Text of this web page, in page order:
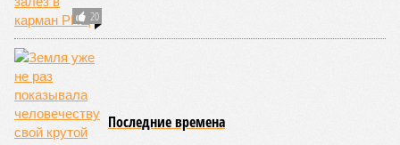
20
Последние времена